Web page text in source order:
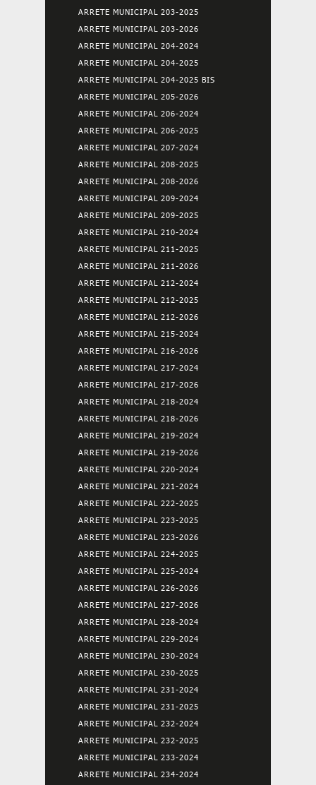
ARRETE MUNICIPAL 203-2025
ARRETE MUNICIPAL 203-2026
ARRETE MUNICIPAL 204-2024
ARRETE MUNICIPAL 204-2025
ARRETE MUNICIPAL 204-2025 BIS
ARRETE MUNICIPAL 205-2026
ARRETE MUNICIPAL 206-2024
ARRETE MUNICIPAL 206-2025
ARRETE MUNICIPAL 207-2024
ARRETE MUNICIPAL 208-2025
ARRETE MUNICIPAL 208-2026
ARRETE MUNICIPAL 209-2024
ARRETE MUNICIPAL 209-2025
ARRETE MUNICIPAL 210-2024
ARRETE MUNICIPAL 211-2025
ARRETE MUNICIPAL 211-2026
ARRETE MUNICIPAL 212-2024
ARRETE MUNICIPAL 212-2025
ARRETE MUNICIPAL 212-2026
ARRETE MUNICIPAL 215-2024
ARRETE MUNICIPAL 216-2026
ARRETE MUNICIPAL 217-2024
ARRETE MUNICIPAL 217-2026
ARRETE MUNICIPAL 218-2024
ARRETE MUNICIPAL 218-2026
ARRETE MUNICIPAL 219-2024
ARRETE MUNICIPAL 219-2026
ARRETE MUNICIPAL 220-2024
ARRETE MUNICIPAL 221-2024
ARRETE MUNICIPAL 222-2025
ARRETE MUNICIPAL 223-2025
ARRETE MUNICIPAL 223-2026
ARRETE MUNICIPAL 224-2025
ARRETE MUNICIPAL 225-2024
ARRETE MUNICIPAL 226-2026
ARRETE MUNICIPAL 227-2026
ARRETE MUNICIPAL 228-2024
ARRETE MUNICIPAL 229-2024
ARRETE MUNICIPAL 230-2024
ARRETE MUNICIPAL 230-2025
ARRETE MUNICIPAL 231-2024
ARRETE MUNICIPAL 231-2025
ARRETE MUNICIPAL 232-2024
ARRETE MUNICIPAL 232-2025
ARRETE MUNICIPAL 233-2024
ARRETE MUNICIPAL 234-2024